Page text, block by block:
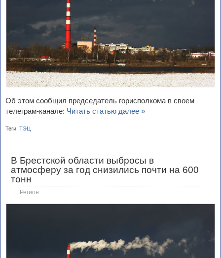
Об этом сообщил председатель горисполкома в своем
телеграм-канале: Читать статью далее »
Теги: ТЭЦ
В Брестской области выбросы в
атмосферу за год снизились почти на 600
тонн
Регион